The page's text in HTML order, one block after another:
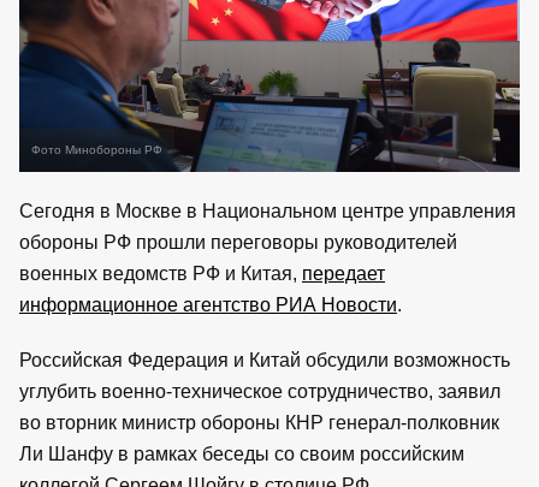
Фото Минобороны РФ
Сегодня в Москве в Национальном центре управления
обороны РФ прошли переговоры руководителей
военных ведомств РФ и Китая, передает
информационное агентство РИА Новости.
Российская Федерация и Китай обсудили возможность
углубить военно-техническое сотрудничество, заявил
во вторник министр обороны КНР генерал-полковник
Ли Шанфу в рамках беседы со своим российским